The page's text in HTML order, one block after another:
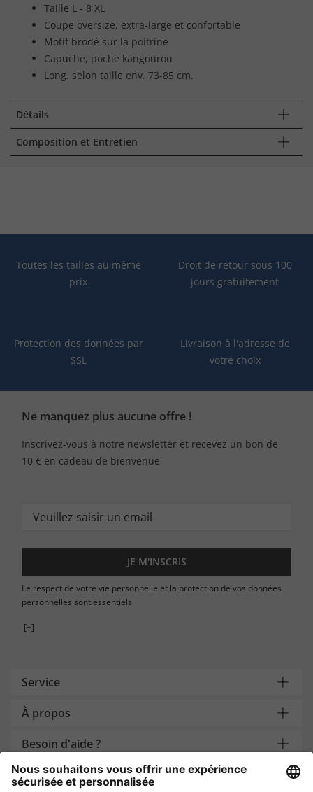
Taille L - 8 XL
Coupe oversize, extra-large et confortable
Motif brodé sur la poitrine
Capuche, poche kangourou
Long. selon taille env. 73-85 cm.
Détails
Composition et Entretien
Toutes les tailles au même
prix
Droit de retour sous 100
jours gratuitement
Protection des données par
SSL
Livraison à l'adresse de
votre choix
Ne manquez plus aucune offre !
Inscrivez-vous à notre newsletter et recevez un bon de
10 € en cadeau de bienvenue
JE M'INSCRIS
Le respect de votre vie personnelle et la protection de vos données
personnelles sont essentiels.
[+]
Service
À propos
Besoin d'aide ?
Payment and Delivery